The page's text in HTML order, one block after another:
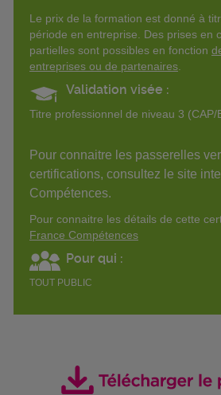
Le prix de la formation est donné à
période en entreprise. Des prises en
partielles sont possibles en fonction
entreprises ou de partenaires
Validation visée :
Titre professionnel de niveau 3 (CAP/
Pour connaitre les passerelles
certifications, consultez le site
Compétences.
Pour connaitre les détails de cette
France Compétences
Pour qui :
TOUT PUBLIC